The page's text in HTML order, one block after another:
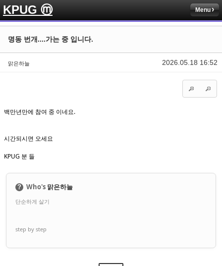
KPUG ⓜ Menu
2026.05.18 16:52
명동 번개....가는 중 입니다.
맑은하늘
백만년만에 참여 중 이네요.
시간되시면 오세요
KPUG 분 들
? Who's 맑은하늘
단순하게 살기
step by step
Sketchbook5, 스케치북5
Sketchbook5, 스케치북5
Sketchbook5, 스케치북5
Sketchbook5, 스케치북5